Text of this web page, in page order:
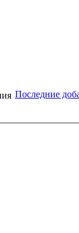
Последние